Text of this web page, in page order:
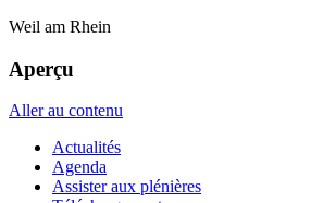
Weil am Rhein
Aperçu
Aller au contenu
Actualités
Agenda
Assister aux plénières